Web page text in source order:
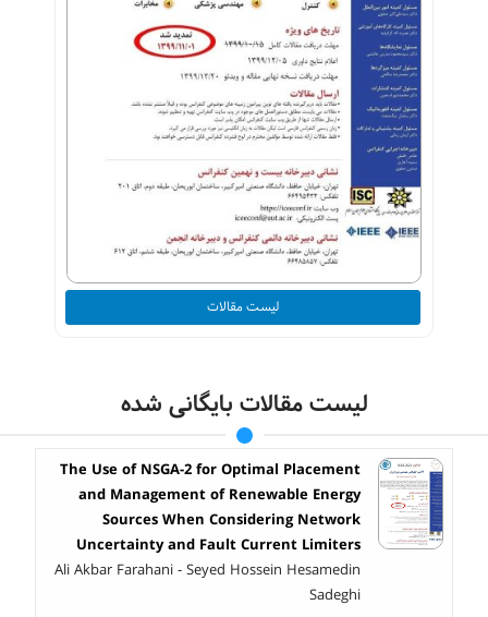
لیست مقالات
لیست مقالات بایگانی شده
The Use of NSGA-2 for Optimal Placement
and Management of Renewable Energy
Sources When Considering Network
Uncertainty and Fault Current Limiters
Ali Akbar Farahani - Seyed Hossein Hesamedin
Sadeghi